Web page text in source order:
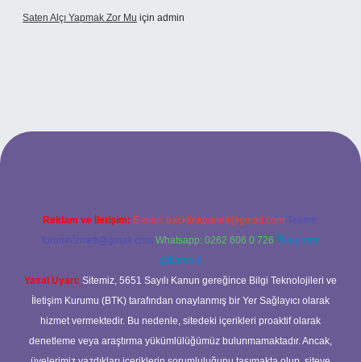
Saten Alçı Yapmak Zor Mu için admin
Reklam ve İletişim: E-mail: backlinkpaneli@gmail.com Teams:
forumhizmeti@gmail.com Whatsapp: 0262 606 0 726 Telegram:
@karabul
Yasal Uyarı: Sitemiz, 5651 Sayılı Kanun gereğince Bilgi Teknolojileri ve
İletişim Kurumu (BTK) tarafından onaylanmış bir Yer Sağlayıcı olarak
hizmet vermektedir. Bu nedenle, sitedeki içerikleri proaktif olarak
denetleme veya araştırma yükümlülüğümüz bulunmamaktadır. Ancak,